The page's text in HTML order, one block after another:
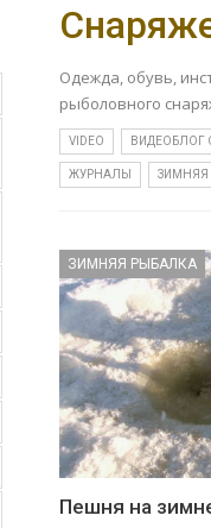
Одежда, обувь,
рыболовного
VIDEO ВИДЕОБЛОГ
ЖУРНАЛЫ ЗИМНЯЯ
ЗИМНЯЯ РЫБАЛКА
Пешня на